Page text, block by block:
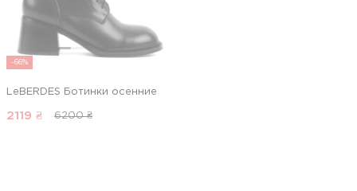
-66%
LeBERDES Ботинки осенние
2119 ₴ 6200 ₴